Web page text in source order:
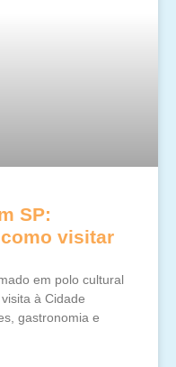
SP:
visitar
em polo cultural
à Cidade
gastronomia e